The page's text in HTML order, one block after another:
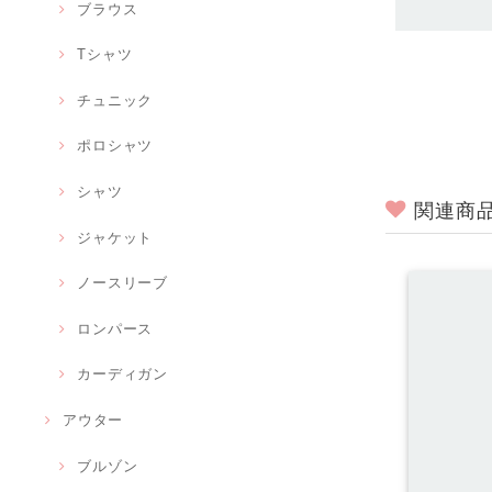
ブラウス
Tシャツ
チュニック
ポロシャツ
シャツ
ジャケット
ノースリーブ
ロンパース
カーディガン
アウター
ブルゾン
関連商